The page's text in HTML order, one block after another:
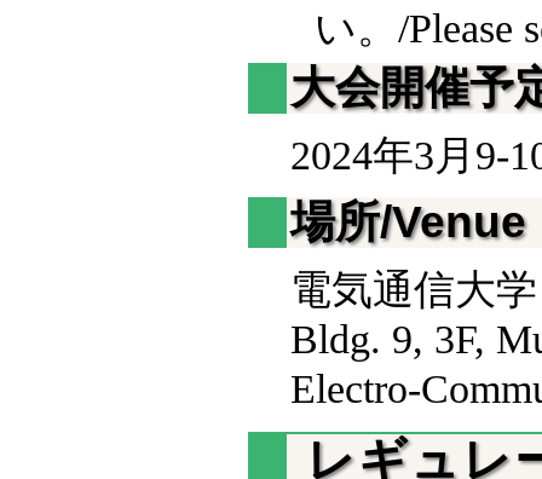
い。/Please
大会開催予
2024年3月9-
場所/Venue
電気通信大
Bldg. 9, 3F,
Electro-
レギュレ